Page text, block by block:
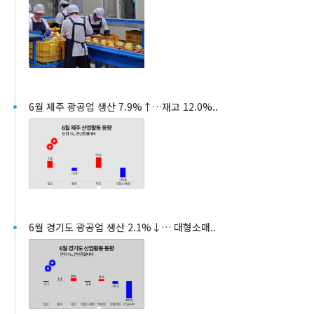
6월 제주 광공업 생산 7.9%↑…재고 12.0%..
6월 경기도 광공업 생산 2.1%↓… 대형소매..